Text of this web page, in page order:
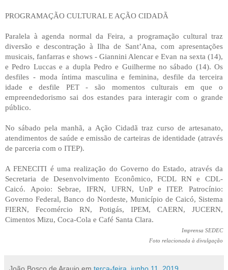
PROGRAMAÇÃO CULTURAL E AÇÃO CIDADÃ
Paralela à agenda normal da Feira, a programação cultural traz
diversão e descontração à Ilha de Sant’Ana, com apresentações
musicais, fanfarras e shows - Giannini Alencar e Evan na sexta (14),
e Pedro Luccas e a dupla Pedro e Guilherme no sábado (14). Os
desfiles - moda íntima masculina e feminina, desfile da terceira
idade e desfile PET - são momentos culturais em que o
empreendedorismo sai dos estandes para interagir com o grande
público.
No sábado pela manhã, a Ação Cidadã traz curso de artesanato,
atendimentos de saúde e emissão de carteiras de identidade (através
de parceria com o ITEP).
A FENECITI é uma realização do Governo do Estado, através da
Secretaria de Desenvolvimento Econômico, FCDL RN e CDL-
Caicó. Apoio: Sebrae, IFRN, UFRN, UnP e ITEP. Patrocínio:
Governo Federal, Banco do Nordeste, Município de Caicó, Sistema
FIERN, Fecomércio RN, Potigás, IPEM, CAERN, JUCERN,
Cimentos Mizu, Coca-Cola e Café Santa Clara.
Imprensa SEDEC
Foto relacionada à divulgação
João Bosco de Araujo em terça-feira, junho 11, 2019